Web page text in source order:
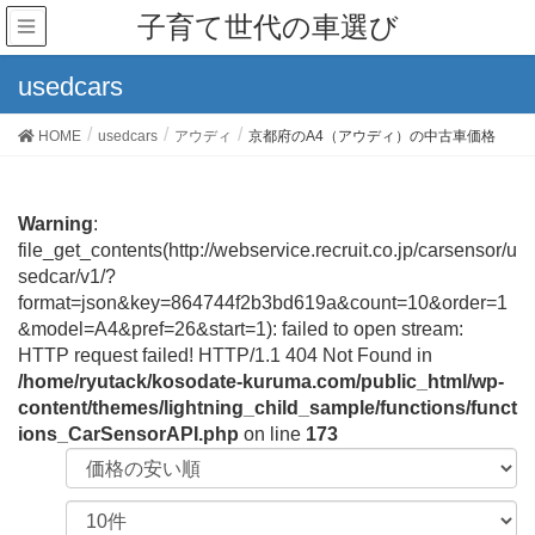
子育て世代の車選び
usedcars
HOME usedcars アウディ 京都府のA4（アウディ）の中古車価格
Warning:
file_get_contents(http://webservice.recruit.co.jp/carsensor/u
sedcar/v1/?
format=json&key=864744f2b3bd619a&count=10&order=1
&model=A4&pref=26&start=1): failed to open stream:
HTTP request failed! HTTP/1.1 404 Not Found in
/home/ryutack/kosodate-kuruma.com/public_html/wp-
content/themes/lightning_child_sample/functions/funct
ions_CarSensorAPI.php on line 173